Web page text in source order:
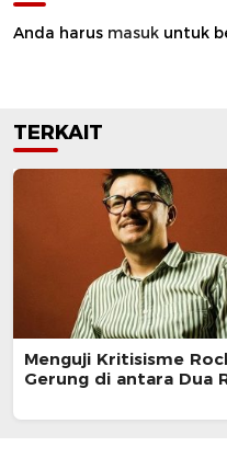
Anda harus masuk untuk
TERKAIT
Menguji Kritisisme
Gerung di antara Dua